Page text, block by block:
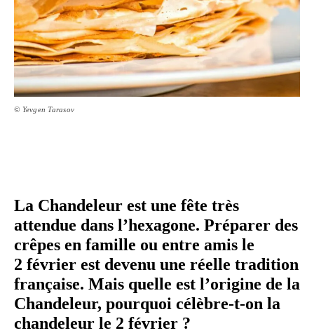
© Yevgen Tarasov
La Chandeleur est une fête très
attendue dans l’hexagone. Préparer des
crêpes en famille ou entre amis le
2 février est devenu une réelle tradition
française. Mais quelle est l’origine de la
Chandeleur, pourquoi célèbre-​t-​on la
chan­de­leur le 2 février ?